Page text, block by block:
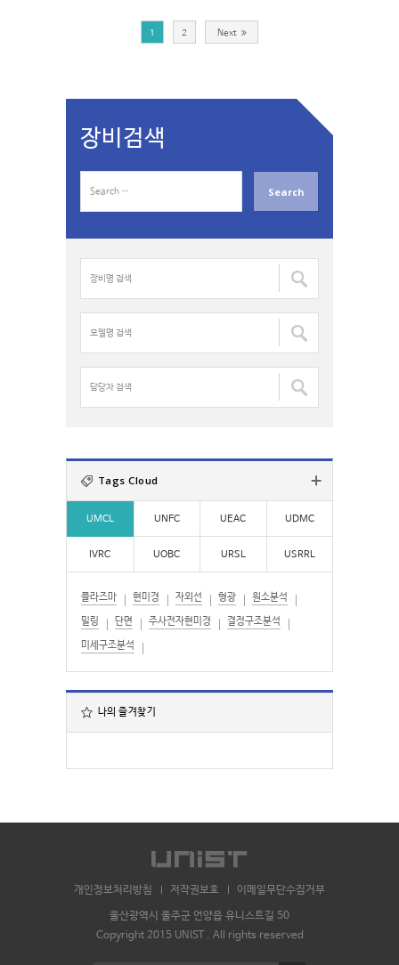
1 2 Next
장비검색
a
명
색
:
델
명
:자
:
Tags Cloud
UMCL UNFC UEAC UDMC
IVRC UOBC URSL USRRL
플라즈마 현미경 자외선 형광 원소분석
밀링 단면 주사전자현미경 결정구조분석
미세구조분석
나의 즐겨찾기
개인정보처리방침 저작권보호 이메일무단수집거부
울산광역시 울주군 언양읍 유니스트길 50
Copyright 2015 UNIST . All rights reserved